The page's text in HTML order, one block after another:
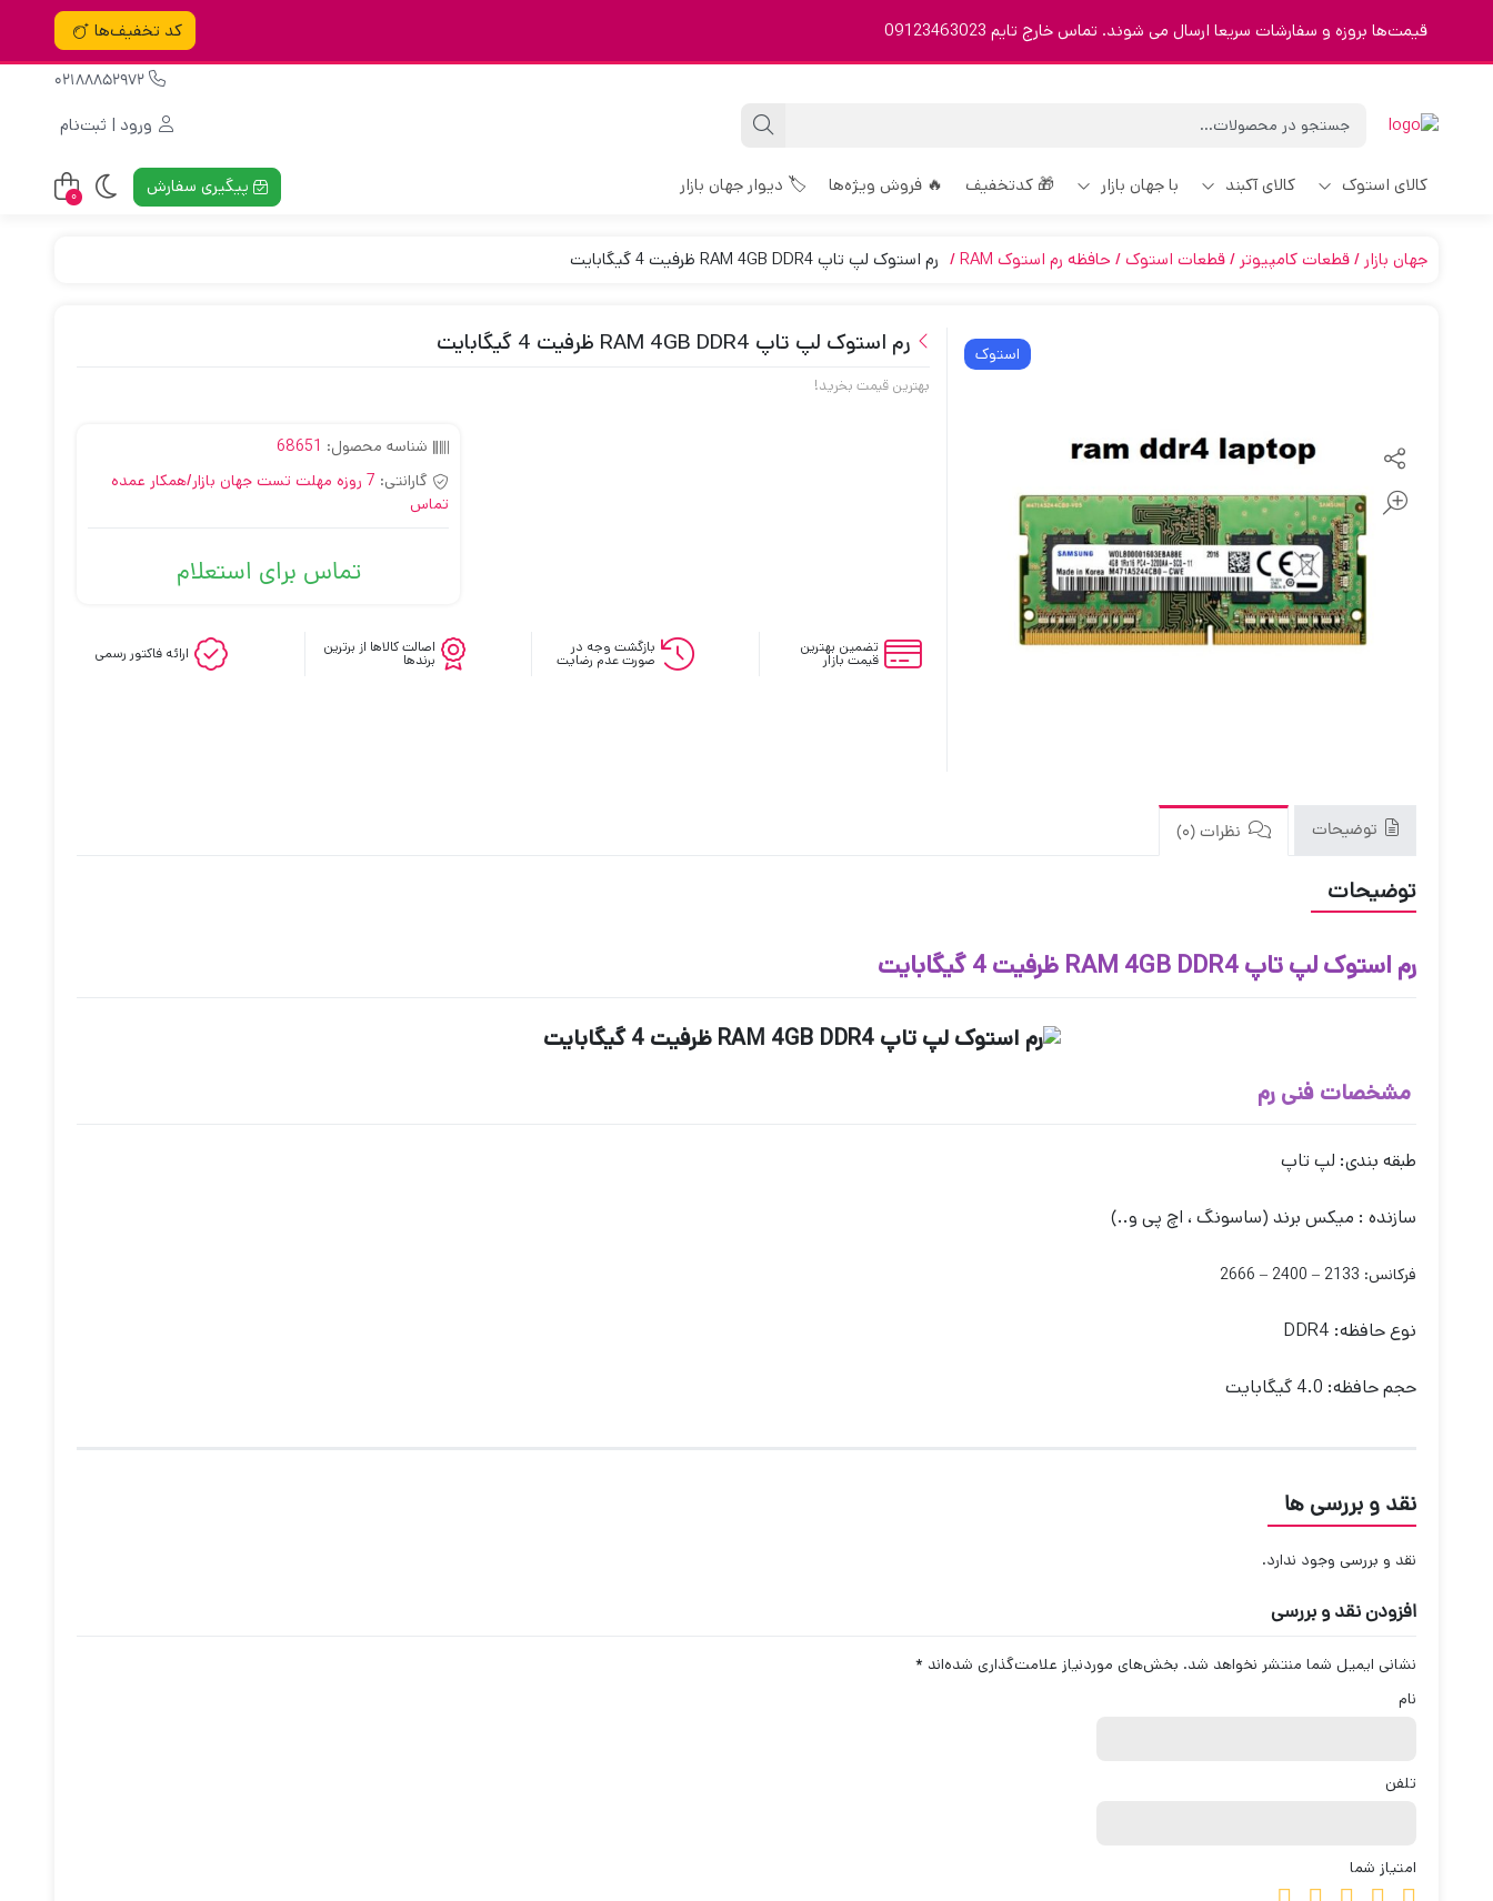
قیمت‌ها بروزه و سفارشات سریعا ارسال می شوند. تماس خارج تایم 09123463023 کد تخفیف‌ها
02188852972
ورود | ثبت‌نام
کالای استوک کالای آکبند با جهان بازار 🎁 کدتخفیف 🔥 فروش ویژه‌ها 🏷️ دیوار جهان بازار پیگیری سفارش 0
جهان بازار قطعات کامپیوتر قطعات استوک حافظه رم استوک RAM رم استوک لپ تاپ RAM 4GB DDR4 ظرفیت 4 گیگابایت
استوک رم استوک لپ تاپ RAM 4GB DDR4 ظرفیت 4 گیگابایت
بهترین قیمت بخرید!
شناسه محصول: 68651
گارانتی:
7 روزه مهلت تست جهان بازار/همکار عمده
تماس
تماس برای استعلام
تضمین بهترین
قیمت بازار
بازگشت وجه در
صورت عدم رضایت
اصالت کالاها از برترین
برندها ارائه فاکتور رسمی
توضیحات نظرات (0)
توضیحات
رم استوک لپ تاپ RAM 4GB DDR4 ظرفیت 4 گیگابایت
مشخصات فنی رم
طبقه بندی: لپ تاپ
سازنده : میکس برند (ساسونگ ، اچ پی و..)
فرکانس: 2133 – 2400 – 2666
نوع حافظه: DDR4
حجم حافظه: 4.0 گیگابایت
نقد و بررسی ها
نقد و بررسی وجود ندارد.
افزودن نقد و بررسی
نشانی ایمیل شما منتشر نخواهد شد. بخش‌های موردنیاز علامت‌گذاری شده‌اند *
نام
تلفن
امتیاز شما